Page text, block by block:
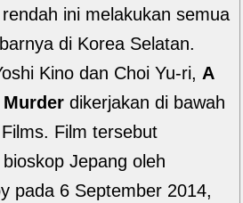
ini melakukan semua
di Korea Selatan.
Kino dan Choi Yu-ri, A
dikerjakan di bawah
Film tersebut
Jepang oleh
pada 6 September 2014,